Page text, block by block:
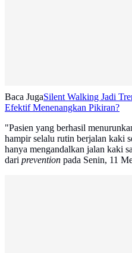
Baca JugaSilent Walking Jadi
Efektif Menenangkan Pikiran?
"Pasien yang berhasil
hampir selalu rutin berjalan kaki
hanya mengandalkan jalan kaki
dari prevention pada Senin, 11